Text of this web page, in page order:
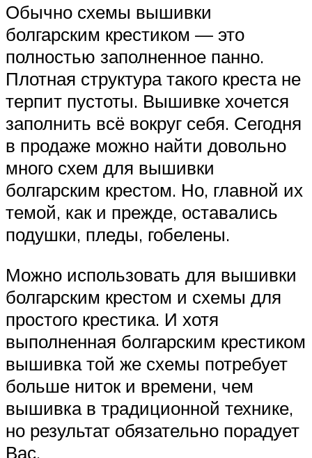
Обычно схемы вышивки
болгарским крестиком — это
полностью заполненное панно.
Плотная структура такого креста не
терпит пустоты. Вышивке хочется
заполнить всё вокруг себя. Сегодня
в продаже можно найти довольно
много схем для вышивки
болгарским крестом. Но, главной их
темой, как и прежде, оставались
подушки, пледы, гобелены.
Можно использовать для вышивки
болгарским крестом и схемы для
простого крестика. И хотя
выполненная болгарским крестиком
вышивка той же схемы потребует
больше ниток и времени, чем
вышивка в традиционной технике,
но результат обязательно порадует
Вас.